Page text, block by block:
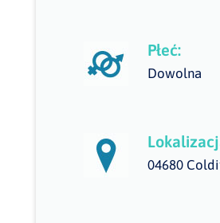
Płeć:
Dowolna
04680